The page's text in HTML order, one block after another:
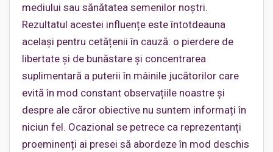
mediului sau sănătatea semenilor noștri.
Rezultatul acestei influențe este întotdeauna
același pentru cetățenii în cauză: o pierdere de
libertate și de bunăstare și concentrarea
suplimentară a puterii în mâinile jucătorilor care
evită în mod constant observațiile noastre și
despre ale căror obiective nu suntem informați în
niciun fel. Ocazional se petrece ca reprezentanți
proeminenți ai presei să abordeze în mod deschis